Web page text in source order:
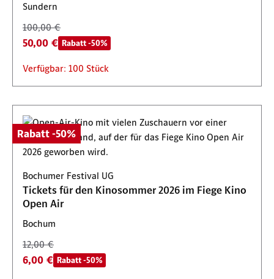
Sundern
100,00 €
50,00 € Rabatt -50%
Verfügbar: 100 Stück
Rabatt -50%
Bochumer Festival UG
Tickets für den Kinosommer 2026 im Fiege Kino
Open Air
Bochum
12,00 €
6,00 € Rabatt -50%